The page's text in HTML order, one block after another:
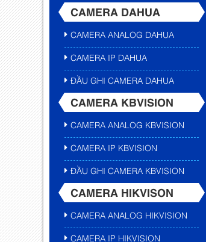
CAMERA DAHUA
CAMERA ANALOG DAHUA
CAMERA IP DAHUA
ĐẦU GHI CAMERA DAHUA
CAMERA KBVISION
CAMERA ANALOG KBVISION
CAMERA IP KBVISION
ĐẦU GHI CAMERA KBVISION
CAMERA HIKVISON
CAMERA ANALOG HIKVISION
CAMERA IP HIKVISION